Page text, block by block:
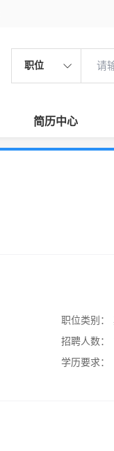
职位
简历中心
职位类别：
招聘人数：
学历要求：